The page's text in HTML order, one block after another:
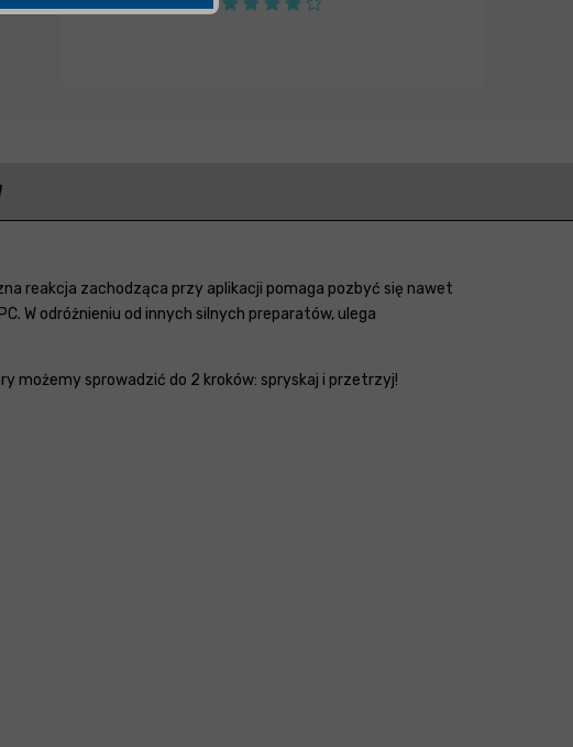
reakcja zachodząca przy aplikacji pomaga pozbyć się nawet
W odróżnieniu od innych silnych preparatów, ulega
możemy sprowadzić do 2 kroków: spryskaj i przetrzyj!